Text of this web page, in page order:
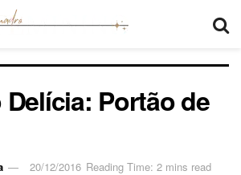
Portão de
20/12/2016 Reading Time: 2 mins read